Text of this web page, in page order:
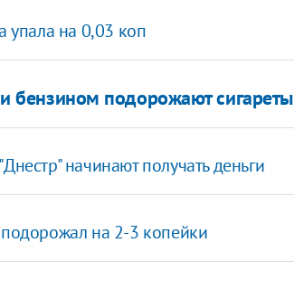
упала на 0,03 коп
бензином подорожают сигареты
начинают получать деньги
на 2-3 копейки